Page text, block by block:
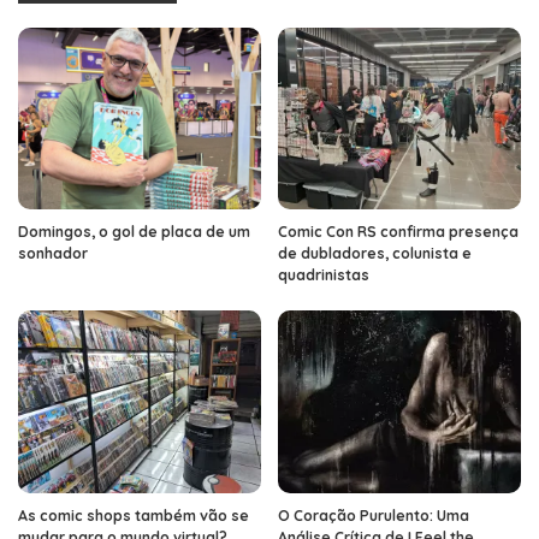
Domingos, o gol de placa de um
sonhador
Comic Con RS confirma presença
de dubladores, colunista e
quadrinistas
As comic shops também vão se
O Coração Purulento: Uma